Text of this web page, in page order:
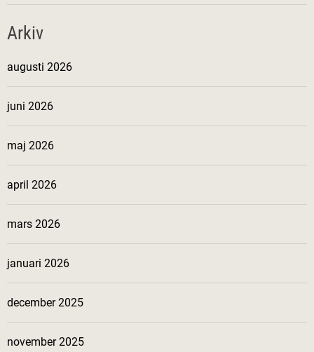
Arkiv
augusti 2026
juni 2026
maj 2026
april 2026
mars 2026
januari 2026
december 2025
november 2025